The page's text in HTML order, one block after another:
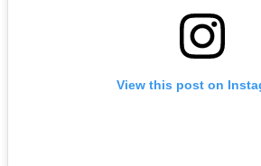
View this post on